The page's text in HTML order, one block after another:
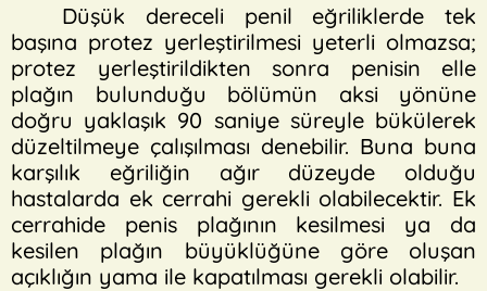
Düşük dereceli penil eğriliklerde tek
başına protez yerleştirilmesi yeterli olmazsa;
protez yerleştirildikten sonra penisin elle
plağın bulunduğu bölümün aksi yönüne
doğru yaklaşık 90 saniye süreyle bükülerek
düzeltilmeye çalışılması denebilir. Buna buna
karşılık eğriliğin ağır düzeyde olduğu
hastalarda ek cerrahi gerekli olabilecektir. Ek
cerrahide penis plağının kesilmesi ya da
kesilen plağın büyüklüğüne göre oluşan
açıklığın yama ile kapatılması gerekli olabilir.